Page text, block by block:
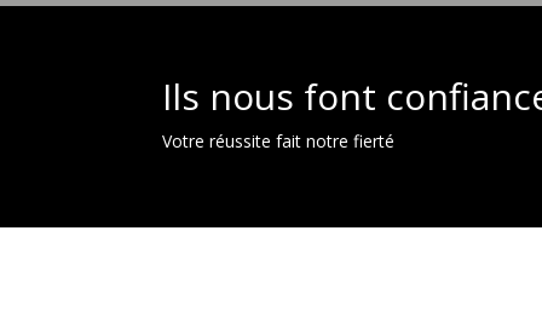
Ils nous font
Votre réussite fait notre fierté